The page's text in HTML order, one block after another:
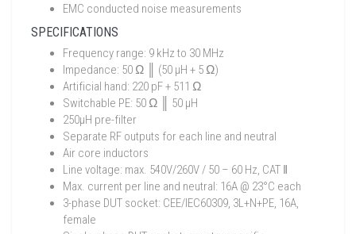
EMC conducted noise measurements
SPECIFICATIONS
Frequency range: 9 kHz to 30 MHz
Impedance: 50 Ω ║ (50 µH + 5 Ω)
Artificial hand: 220 pF + 511 Ω
Switchable PE: 50 Ω ║ 50 µH
250µH pre-filter
Separate RF outputs for each line and neutral
Air core inductors
Line voltage: max. 540V/260V / 50 – 60 Hz, CAT ‖
Max. current per line and neutral: 16A @ 23°C each
3-phase DUT socket: CEE/IEC60309, 3L+N+PE, 16A,
female